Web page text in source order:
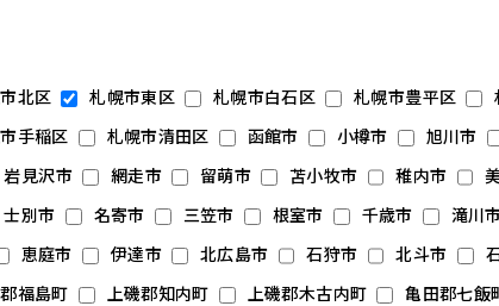
北区 札幌市東区 札幌市白石区 札幌市豊平区
手稲区 札幌市清田区 函館市 小樽市 旭川市
岩見沢市 網走市 留萌市 苫小牧市 稚内市
士別市 名寄市 三笠市 根室市 千歳市 滝川
恵庭市 伊達市 北広島市 石狩市 北斗市
福島町 上磯郡知内町 上磯郡木古内町 亀田郡七飯